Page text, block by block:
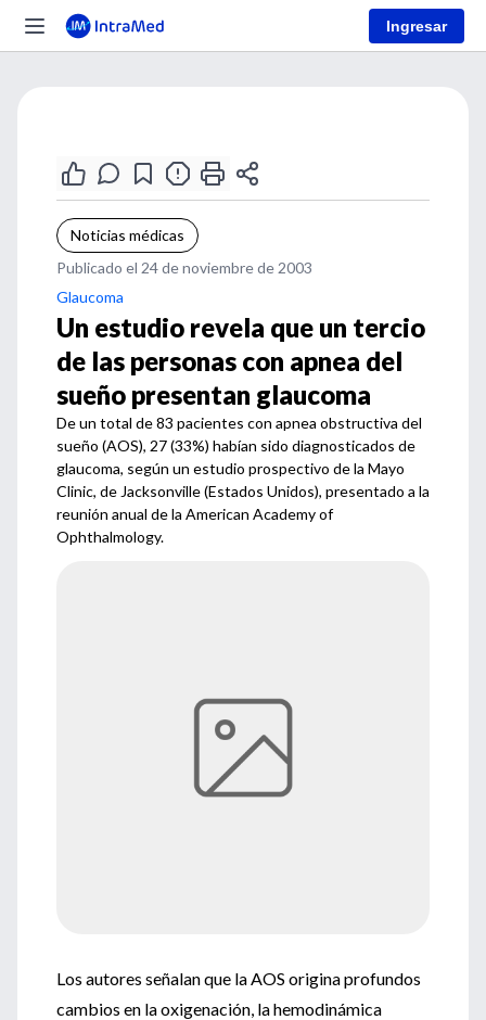
Ingresar
Noticias médicas
Publicado el 24 de noviembre de 2003
Glaucoma
Un estudio revela que un tercio
de las personas con apnea del
sueño presentan glaucoma
De un total de 83 pacientes con apnea obstructiva del
sueño (AOS), 27 (33%) habían sido diagnosticados de
glaucoma, según un estudio prospectivo de la Mayo
Clinic, de Jacksonville (Estados Unidos), presentado a la
reunión anual de la American Academy of
Ophthalmology.
Los autores señalan que la AOS origina profundos
cambios en la oxigenación, la hemodinámica